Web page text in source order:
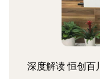
深度解读 恒创百